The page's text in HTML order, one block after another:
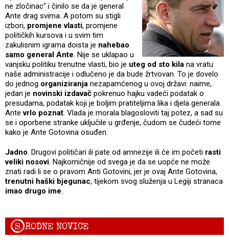
ne zločinac" i činilo se da je general
Ante drag svima. A potom su stigli
izbori, promjene vlasti, promjene
političkih kursova i u svim tim
zakulisnim igrama doista je nahebao
samo general Ante. Nije se uklapao u
vanjsku politiku trenutne vlasti, bio je uteg od sto kila na vratu
naše administracije i odlučeno je da bude žrtvovan. To je dovelo
do jednog organiziranja nezapamćenog u ovoj državi: naime,
jedan je novinski izdavač pokrenuo hajku vadeći podatak o
presudama, podatak koji je boljim pratiteljima lika i djela generala
Antevrlo poznat. Vlada je morala blagosloviti taj potez, a sad su
se i oporbene stranke uključile u grđenje, čudom se čudeći tome
kako je Ante Gotovina osuđen.
Jadno. Drugovi političari ili pate od amnezije ili će im početi rasti
veliki nosovi. Najkomičnije od svega je da se uopće ne može
znati radi li se o pravom Anti Gotovini, jer je ovaj Ante Gotovina,
trenutni haški bjegunac, tijekom svog služenja u Legiji stranaca
imao drugo ime.
SRODNE NOVICE